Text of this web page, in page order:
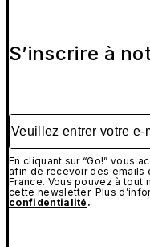
S’inscrire à
Veuillez entrer votre e-
En cliquant sur “Go!” vous
afin de recevoir des emails
France. Vous pouvez à tout
cette newsletter. Plus
confidentialité .